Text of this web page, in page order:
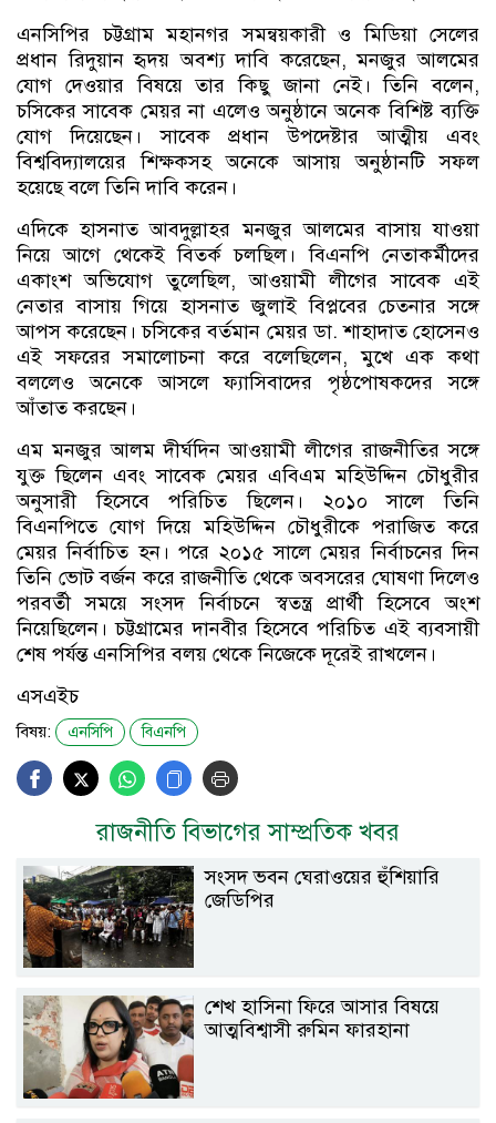
এনসিপির চট্টগ্রাম মহানগর সমন্বয়কারী ও মিডিয়া সেলের
প্রধান রিদুয়ান হৃদয় অবশ্য দাবি করেছেন, মনজুর আলমের
যোগ দেওয়ার বিষয়ে তার কিছু জানা নেই। তিনি বলেন,
চসিকের সাবেক মেয়র না এলেও অনুষ্ঠানে অনেক বিশিষ্ট ব্যক্তি
যোগ দিয়েছেন। সাবেক প্রধান উপদেষ্টার আত্মীয় এবং
বিশ্ববিদ্যালয়ের শিক্ষকসহ অনেকে আসায় অনুষ্ঠানটি সফল
হয়েছে বলে তিনি দাবি করেন।
এদিকে হাসনাত আবদুল্লাহর মনজুর আলমের বাসায় যাওয়া
নিয়ে আগে থেকেই বিতর্ক চলছিল। বিএনপি নেতাকর্মীদের
একাংশ অভিযোগ তুলেছিল, আওয়ামী লীগের সাবেক এই
নেতার বাসায় গিয়ে হাসনাত জুলাই বিপ্লবের চেতনার সঙ্গে
আপস করেছেন। চসিকের বর্তমান মেয়র ডা. শাহাদাত হোসেনও
এই সফরের সমালোচনা করে বলেছিলেন, মুখে এক কথা
বললেও অনেকে আসলে ফ্যাসিবাদের পৃষ্ঠপোষকদের সঙ্গে
আঁতাত করছেন।
এম মনজুর আলম দীর্ঘদিন আওয়ামী লীগের রাজনীতির সঙ্গে
যুক্ত ছিলেন এবং সাবেক মেয়র এবিএম মহিউদ্দিন চৌধুরীর
অনুসারী হিসেবে পরিচিত ছিলেন। ২০১০ সালে তিনি
বিএনপিতে যোগ দিয়ে মহিউদ্দিন চৌধুরীকে পরাজিত করে
মেয়র নির্বাচিত হন। পরে ২০১৫ সালে মেয়র নির্বাচনের দিন
তিনি ভোট বর্জন করে রাজনীতি থেকে অবসরের ঘোষণা দিলেও
পরবর্তী সময়ে সংসদ নির্বাচনে স্বতন্ত্র প্রার্থী হিসেবে অংশ
নিয়েছিলেন। চট্টগ্রামের দানবীর হিসেবে পরিচিত এই ব্যবসায়ী
শেষ পর্যন্ত এনসিপির বলয় থেকে নিজেকে দূরেই রাখলেন।
এসএইচ
বিষয়: এনসিপি বিএনপি
রাজনীতি বিভাগের সাম্প্রতিক খবর
সংসদ ভবন ঘেরাওয়ের হুঁশিয়ারি
জেডিপির
শেখ হাসিনা ফিরে আসার বিষয়ে
আত্মবিশ্বাসী রুমিন ফারহানা